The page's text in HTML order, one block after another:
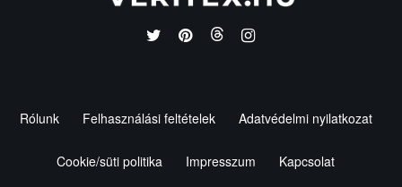
Rólunk Felhasználási feltételek Adatvédelmi nyilatkozat
Cookie/süti politika Impresszum Kapcsolat